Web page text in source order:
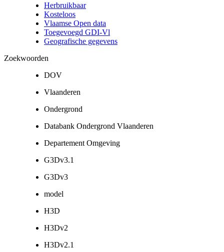
Herbruikbaar
Kosteloos
Vlaamse Open data
Toegevoegd GDI-Vl
Geografische gegevens
Zoekwoorden
DOV
Vlaanderen
Ondergrond
Databank Ondergrond Vlaanderen
Departement Omgeving
G3Dv3.1
G3Dv3
model
H3D
H3Dv2
H3Dv2.1